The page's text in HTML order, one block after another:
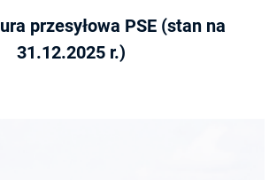
przesyłowa PSE (stan na
31.12.2025 r.)